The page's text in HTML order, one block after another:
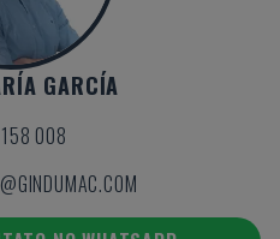
GARCÍA
008